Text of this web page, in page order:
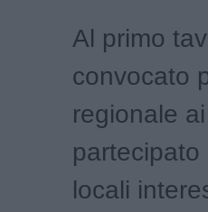
Al primo
convocato
regionale
locali